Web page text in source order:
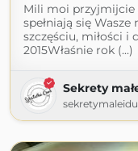
Mili moi przyjmijcie
spełniają się
szczęściu, miłości
2015Właśnie rok (...)
Sekrety